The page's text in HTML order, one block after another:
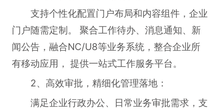
支持个性化配置门户布局和内容组件，企业
门户随需定制。 聚合工作待办、消息通知、新
闻公告，融合NC/U8等业务系统，整合企业所
有移动应用， 提供一站式工作服务平台。
2、高效审批，精细化管理落地：
满足企业行政办公、日常业务审批需求，支